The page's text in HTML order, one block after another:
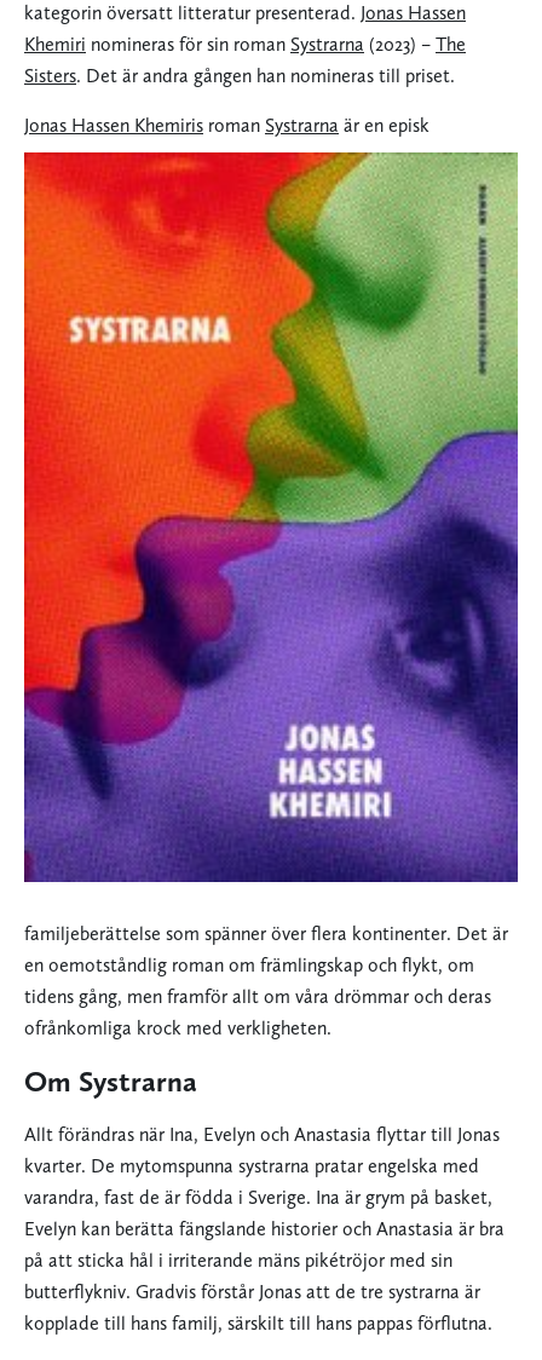
kategorin översatt litteratur presenterad. Jonas Hassen
Khemiri nomineras för sin roman Systrarna (2023) – The
Sisters. Det är andra gången han nomineras till priset.
Jonas Hassen Khemiris roman Systrarna är en episk
familjeberättelse som spänner över flera kontinenter. Det är
en oemotståndlig roman om främlingskap och flykt, om
tidens gång, men framför allt om våra drömmar och deras
ofrånkomliga krock med verkligheten.
Om Systrarna
Allt förändras när Ina, Evelyn och Anastasia flyttar till Jonas
kvarter. De mytomspunna systrarna pratar engelska med
varandra, fast de är födda i Sverige. Ina är grym på basket,
Evelyn kan berätta fängslande historier och Anastasia är bra
på att sticka hål i irriterande mäns pikétröjor med sin
butterflykniv. Gradvis förstår Jonas att de tre systrarna är
kopplade till hans familj, särskilt till hans pappas förflutna.